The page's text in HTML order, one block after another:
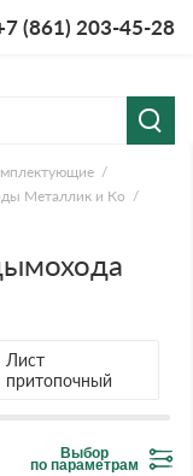
(861) 203-45-28
Металлик и Ко
Лист
притопочный
Выбор
по параметрам